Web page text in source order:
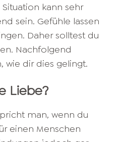
kann sehr
sein. Gefühle lassen
Daher solltest du
Nachfolgend
wie dir dies gelingt.
Liebe?
man, wenn du
einen Menschen